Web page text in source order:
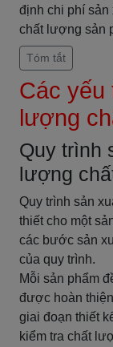
định chi phí sản
chất lượng sản
Tóm tắt
Các yếu
lượng
Quy trình
lượng
Quy trình sản
thiết cho một
các bước sản
của quy trình.
Mỗi sản phẩm
được hoàn
giai đoạn thiết
kiểm tra chất